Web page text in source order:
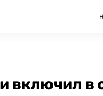
включил в